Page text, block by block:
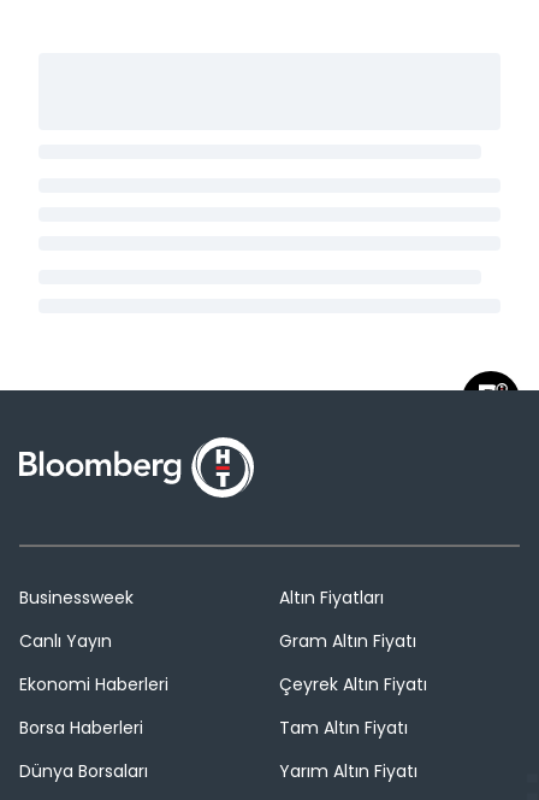
Businessweek
Canlı Yayın
Ekonomi Haberleri
Borsa Haberleri
Dünya Borsaları
Altın Fiyatları
Gram Altın Fiyatı
Çeyrek Altın Fiyatı
Tam Altın Fiyatı
Yarım Altın Fiyatı